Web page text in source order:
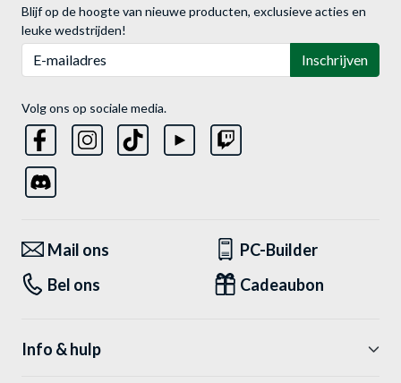
Blijf op de hoogte van nieuwe producten, exclusieve acties en
leuke wedstrijden!
Inschrijven
Volg ons op sociale media.
Mail ons
PC-Builder
Bel ons
Cadeaubon
Info & hulp